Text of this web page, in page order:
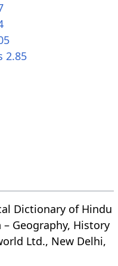
2.85
Dictionary of Hindu
Geography, History
Ltd., New Delhi,